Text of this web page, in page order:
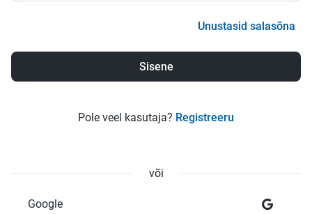
Unustasid salasõna
Pole veel kasutaja? Registreeru
või
Google